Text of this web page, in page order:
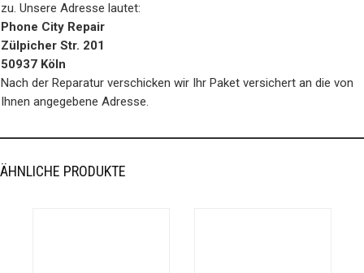
zu. Unsere Adresse lautet:
Phone City Repair
Zülpicher Str. 201
50937 Köln
Nach der Reparatur verschicken wir Ihr Paket versichert an die von
Ihnen angegebene Adresse.
ÄHNLICHE PRODUKTE